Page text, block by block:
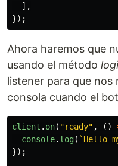
],
});
Ahora haremos que
usando el método
listener para que nos
consola cuando el
client . on( "ready" , ()
console. log( `Hello
});